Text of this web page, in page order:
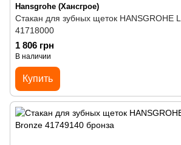
Hansgrohe (Хансгрое)
Стакан для зубных щеток HANSGROHE
41718000
1 806 грн
В наличии
Купить